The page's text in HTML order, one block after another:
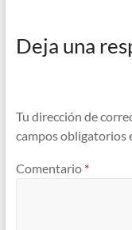
Deja una
Tu dirección de
campos obligatorios
Comentario *